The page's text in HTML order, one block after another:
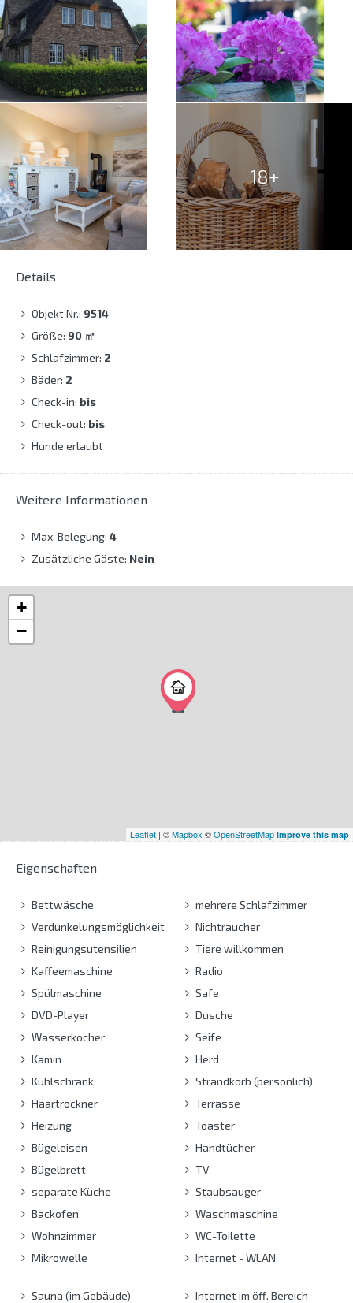
18+
Details
Objekt Nr.: 9514
Größe: 90 ㎡
Schlafzimmer: 2
Bäder: 2
Check-in: bis
Check-out: bis
Hunde erlaubt
Weitere Informationen
Max. Belegung: 4
Zusätzliche Gäste: Nein
+
−
Leaflet | ©Mapbox ©OpenStreetMap Improve this map
Eigenschaften
Bettwäsche
Verdunkelungsmöglichkeit
Reinigungsutensilien
Kaffeemaschine
Spülmaschine
DVD-Player
Wasserkocher
Kamin
Kühlschrank
Haartrockner
Heizung
Bügeleisen
Bügelbrett
separate Küche
Backofen
Wohnzimmer
Mikrowelle
mehrere Schlafzimmer
Nichtraucher
Tiere willkommen
Radio
Safe
Dusche
Seife
Herd
Strandkorb (persönlich)
Terrasse
Toaster
Handtücher
TV
Staubsauger
Waschmaschine
WC-Toilette
Internet - WLAN
Sauna (im Gebäude)
Internet im öff. Bereich